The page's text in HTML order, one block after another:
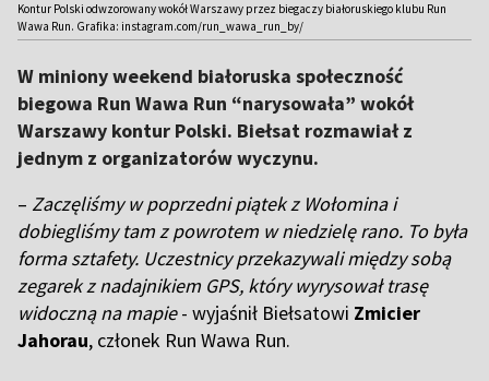
Kontur Polski odwzorowany wokół Warszawy przez biegaczy białoruskiego klubu Run
Wawa Run. Grafika: instagram.com/run_wawa_run_by/
W miniony weekend białoruska społeczność
biegowa Run Wawa Run “narysowała” wokół
Warszawy kontur Polski. Biełsat rozmawiał z
jednym z organizatorów wyczynu.
– Zaczęliśmy w poprzedni piątek z Wołomina i
dobiegliśmy tam z powrotem w niedzielę rano. To była
forma sztafety. Uczestnicy przekazywali między sobą
zegarek z nadajnikiem GPS, który wyrysował trasę
widoczną na mapie- wyjaśnił Biełsatowi Zmicier
Jahorau, członek Run Wawa Run.